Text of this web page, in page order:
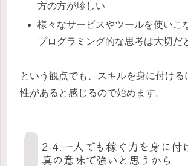
方の方が珍しい
様々なサービスやツールを使いこ
プログラミング的な思考は大切だ
という観点でも、スキルを身に付ける
性があると感じるので始めます。
2-4.一人でも稼ぐ力を身に付
真の意味で強いと思うから